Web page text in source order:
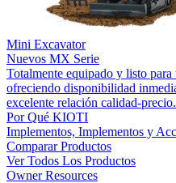
Mini Excavator
Nuevos MX Serie
Totalmente equipado y listo
ofreciendo disponibilidad
excelente relación calidad-precio.
Por Qué KIOTI
Implementos, Implementos y
Comparar Productos
Ver Todos Los Productos
Owner Resources